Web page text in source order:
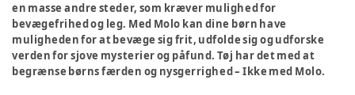
en masse andre steder, som kræver mulighed for
bevægefrihed og leg. Med Molo kan dine børn have
muligheden for at bevæge sig frit, udfolde sig og udforske
verden for sjove mysterier og påfund. Tøj har det med at
begrænse børns færden og nysgerrighed – Ikke med Molo.